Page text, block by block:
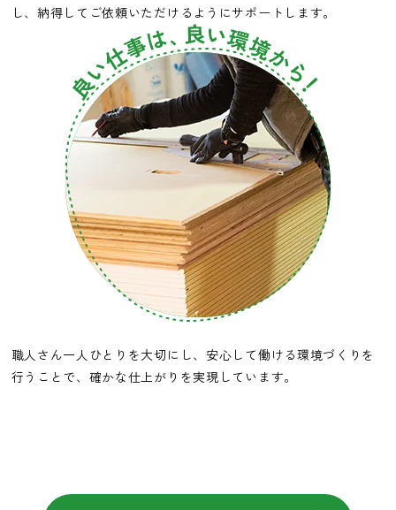
し、納得してご依頼いただけるようにサポートします。
職人さん一人ひとりを大切にし、安心して働ける環境づくりを
行うことで、確かな仕上がりを実現しています。